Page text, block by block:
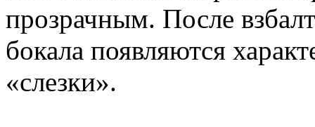
прозрачным. После
бокала появляются
«слезки».